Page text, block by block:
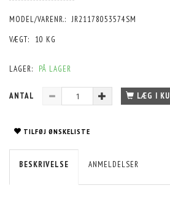
MODEL/VARENR.: JR21178053574SM
VÆGT:
10 KG
LAGER: PÅ LAGER
ANTAL LÆG I
TILFØJ ØNSKELISTE
BESKRIVELSE ANMELDELSER